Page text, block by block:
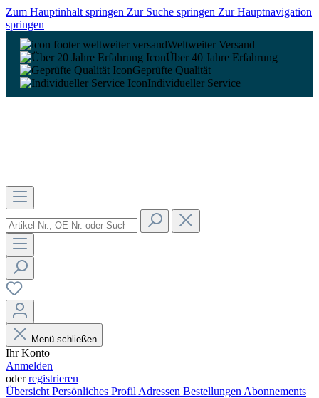
Zum Hauptinhalt springen Zur Suche springen Zur Hauptnavigation
springen
Weltweiter Versand
Über 40 Jahre Erfahrung
Geprüfte Qualität
Individueller Service
Menü schließen
Ihr Konto
Anmelden
oderregistrieren
Übersicht Persönliches Profil Adressen Bestellungen Abonnements